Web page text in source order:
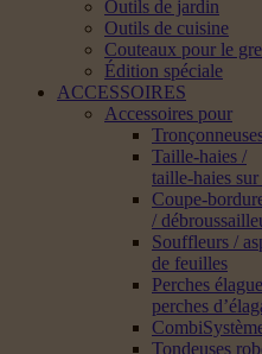
Outils de jardin
Outils de cuisine
Couteaux pour le
Édition spéciale
ACCESSOIRES
Accessoires pour
Taille-haies /
taille-haies
Coupe-
/
Souffleurs /
de feuilles
Perches
perches
Tondeuses